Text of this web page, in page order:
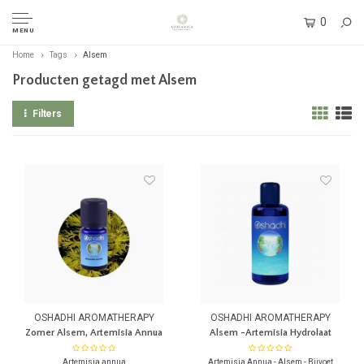
MENU
0
Home Tags Alsem
Producten getagd met Alsem
Filters
OSHADHI AROMATHERAPY
Zomer Alsem, Artemisia Annua
Artemisia annua
OSHADHI AROMATHERAPY
Alsem -Artemisia Hydrolaat
Artemisia Annua - Alsem - Bijvoet